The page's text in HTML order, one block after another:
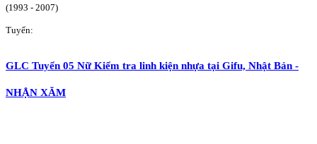
(1993 - 2007)
Tuyển:
GLC Tuyển 05 Nữ Kiểm tra linh kiện nhựa tại Gifu, Nhật Bản -
NHẬN XĂM